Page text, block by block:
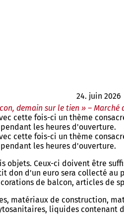
24. juin 2026
demain sur le tien » –
cette fois-ci un thème
les heures d'ouverture.
cette fois-ci un thème
les heures d'ouverture.
objets. Ceux-ci doivent être
d'un euro sera collecté au
de balcon, articles de
matériaux de construction,
liquides contenant